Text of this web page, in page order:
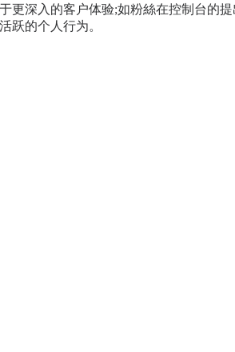
更深入的客户体验;如粉絲在控制台的
跃的个人行为。